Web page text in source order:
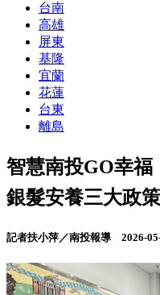
台南
高雄
屏東
基隆
宜蘭
花蓮
台東
離島
智慧南投GO幸
銀髮安養三大政
記者扶小萍／南投報導 2026-